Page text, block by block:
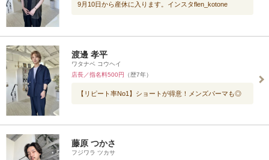
9月10日から産休に入ります。インスタflen_kotone
渡邊 孝平
ワタナベ コウヘイ
店長／指名料500円 （歴7年）
【リピート率No1】ショートが得意！メンズパーマも◎
藤原 つかさ
フジワラ ツカサ